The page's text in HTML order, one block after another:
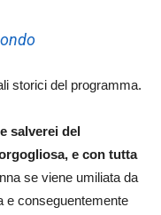
storici del programma.
salverei del
e con tutta
se viene umiliata da
e conseguentemente